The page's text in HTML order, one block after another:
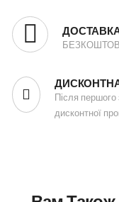
ДОСТАВКА
Після
дисконтної